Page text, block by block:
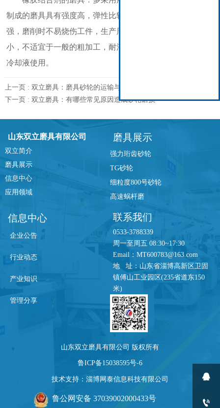
制成的磨具具有强度高，弹性比较树脂磨具更大，抛光性能
强，磨削时不易烧伤工件，生产周期短，但组织紧密，气孔
小，不适宜于一般的粗加工，耐油性差，磨削时不能用油作
冷却液使用。
上一页 : 双立磨具：磨具砂轮的运输与保管
下一页 : 双立磨具：有哪些常见原因造成砂轮磨损
山东双立磨具有限公司
双立简介
磨具展示
信息中心
应用领域
磨具展示
强力珩齿砂轮
TG砂轮
细粒度800号砂轮
高速蜗杆磨
信息中心
企业公告
行业动态
产业知识
管理分享
联系我们
0533-3788339
周一至周五 08:30~17:30
Email：MT600783@163.com
地 址：山东省淄博高新区卫固
镇傅山工业园区(235省道东150
米)
山东双立磨具有限公司 版权所有
鲁ICP备15038595号-6
技术支持：淄博网泰信息科技有限公司
鲁公网安备 37039002000433号

